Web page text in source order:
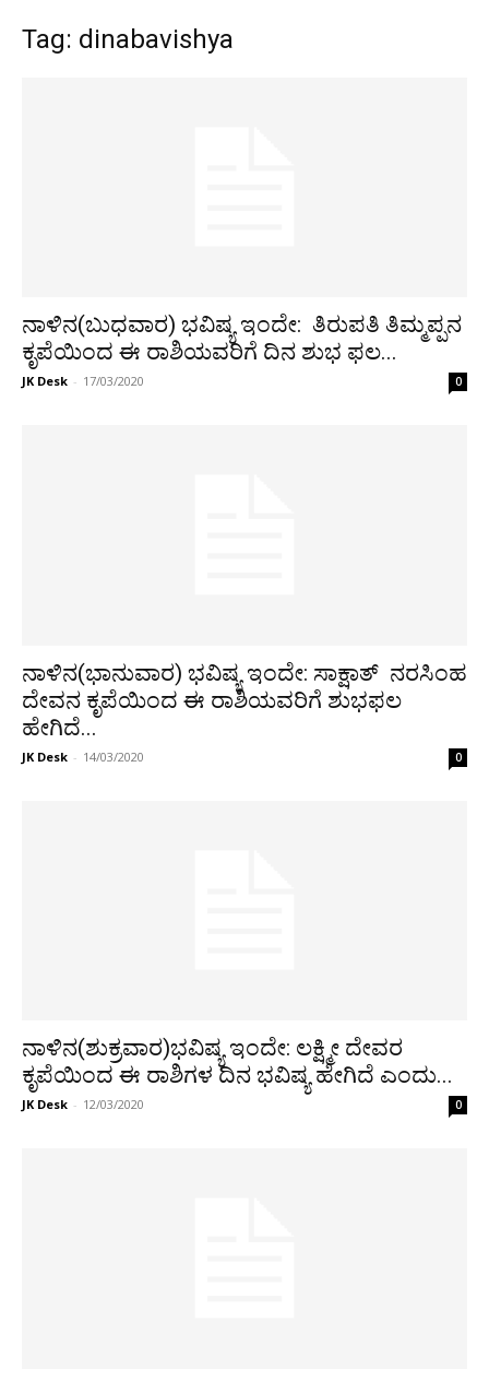
Tag: dinabavishya
ನಾಳಿನ(ಬುಧವಾರ) ಭವಿಷ್ಯ ಇಂದೇ: ತಿರುಪತಿ ತಿಮ್ಮಪ್ಪನ
ಕೃಪೆಯಿಂದ ಈ ರಾಶಿಯವರಿಗೆ ದಿನ ಶುಭ ಫಲ...
JK Desk - 17/03/2020 0
ನಾಳಿನ(ಭಾನುವಾರ) ಭವಿಷ್ಯ ಇಂದೇ: ಸಾಕ್ಷಾತ್ ನರಸಿಂಹ
ದೇವನ ಕೃಪೆಯಿಂದ ಈ ರಾಶಿಯವರಿಗೆ ಶುಭಫಲ
ಹೇಗಿದೆ...
JK Desk - 14/03/2020 0
ನಾಳಿನ(ಶುಕ್ರವಾರ)ಭವಿಷ್ಯ ಇಂದೇ: ಲಕ್ಷ್ಮೀ ದೇವರ
ಕೃಪೆಯಿಂದ ಈ ರಾಶಿಗಳ ದಿನ ಭವಿಷ್ಯ ಹೇಗಿದೆ ಎಂದು...
JK Desk - 12/03/2020 0